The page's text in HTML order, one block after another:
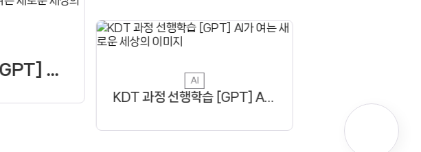
KDT 과정 선행학습 [GPT] AI가 여는 새로운 세상
AI